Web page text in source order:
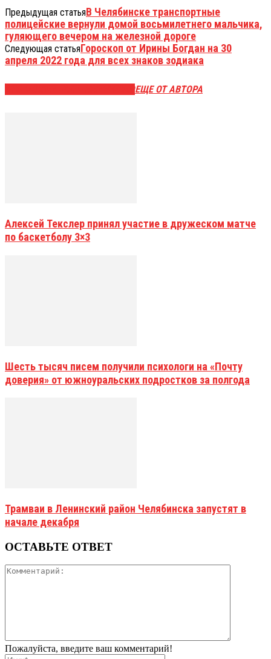
Предыдущая статьяВ Челябинске транспортные
полицейские вернули домой восьмилетнего мальчика,
гуляющего вечером на железной дороге
Следующая статьяГороскоп от Ирины Богдан на 30
апреля 2022 года для всех знаков зодиака
ЕЩЕ ОТ АВТОРА
Алексей Текслер принял участие в дружеском матче
по баскетболу 3×3
Шесть тысяч писем получили психологи на «Почту
доверия» от южноуральских подростков за полгода
Трамваи в Ленинский район Челябинска запустят в
начале декабря
ОСТАВЬТЕ ОТВЕТ
Пожалуйста, введите ваш комментарий!